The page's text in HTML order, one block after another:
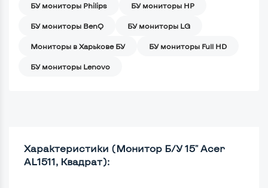
БУ мониторы Philips БУ мониторы HP
БУ мониторы BenQ БУ мониторы LG
Мониторы в Харькове БУ БУ мониторы Full HD
БУ мониторы Lenovo
Характеристики (Монитор Б/У 15" Acer
AL1511, Квадрат):